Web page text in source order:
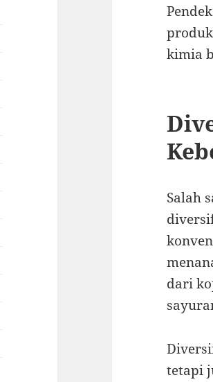
kimia
Salah
dari
tetapi